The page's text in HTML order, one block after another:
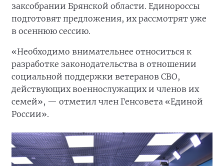
заксобрании Брянской области. Единороссы
подготовят предложения, их рассмотрят уже
в осеннюю сессию.
«Необходимо внимательнее относиться к
разработке законодательства в отношении
социальной поддержки ветеранов СВО,
действующих военнослужащих и членов их
семей», — отметил член Генсовета «Единой
России».